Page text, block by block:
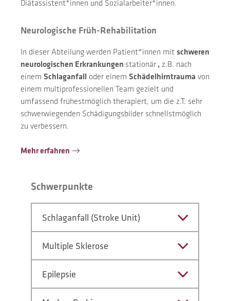
Diätassistent*innen und Sozialarbeiter*innen.
Neurologische Früh-Rehabilitation
In dieser Abteilung werden Patient*innen mit schweren
neurologischen Erkrankungen stationär, z.B. nach
einem Schlaganfall oder einem Schädelhirntrauma von
einem multiprofessionellen Team gezielt und
umfassend frühestmöglich therapiert, um die z.T. sehr
schwerwiegenden Schädigungsbilder schnellstmöglich
zu verbessern.
Mehr erfahren
Schwerpunkte
Schlaganfall (Stroke Unit)
Multiple Sklerose
Epilepsie